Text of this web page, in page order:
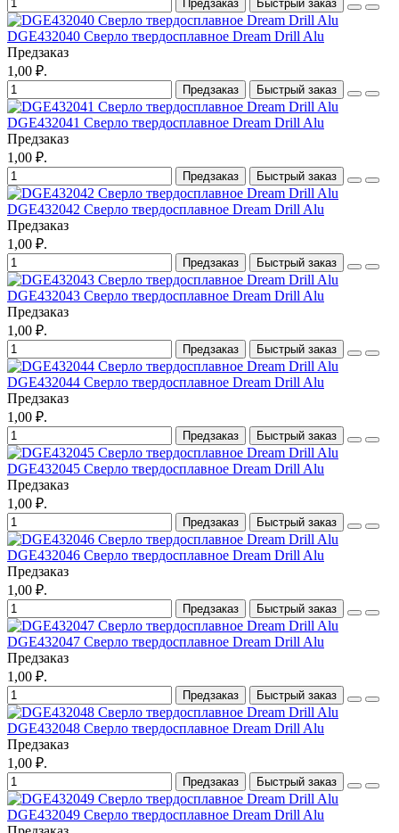
Предзаказ Быстрый заказ
DGE432040 Сверло твердосплавное Dream Drill Alu
Предзаказ
1,00 ₽.
Предзаказ Быстрый заказ
DGE432041 Сверло твердосплавное Dream Drill Alu
Предзаказ
1,00 ₽.
Предзаказ Быстрый заказ
DGE432042 Сверло твердосплавное Dream Drill Alu
Предзаказ
1,00 ₽.
Предзаказ Быстрый заказ
DGE432043 Сверло твердосплавное Dream Drill Alu
Предзаказ
1,00 ₽.
Предзаказ Быстрый заказ
DGE432044 Сверло твердосплавное Dream Drill Alu
Предзаказ
1,00 ₽.
Предзаказ Быстрый заказ
DGE432045 Сверло твердосплавное Dream Drill Alu
Предзаказ
1,00 ₽.
Предзаказ Быстрый заказ
DGE432046 Сверло твердосплавное Dream Drill Alu
Предзаказ
1,00 ₽.
Предзаказ Быстрый заказ
DGE432047 Сверло твердосплавное Dream Drill Alu
Предзаказ
1,00 ₽.
Предзаказ Быстрый заказ
DGE432048 Сверло твердосплавное Dream Drill Alu
Предзаказ
1,00 ₽.
Предзаказ Быстрый заказ
DGE432049 Сверло твердосплавное Dream Drill Alu